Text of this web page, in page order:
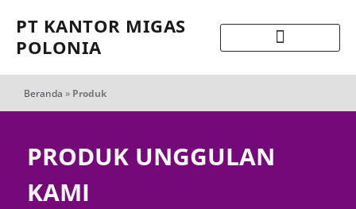
PT KANTOR MIGAS
POLONIA
Beranda » Produk
PRODUK UNGGULAN
KAMI